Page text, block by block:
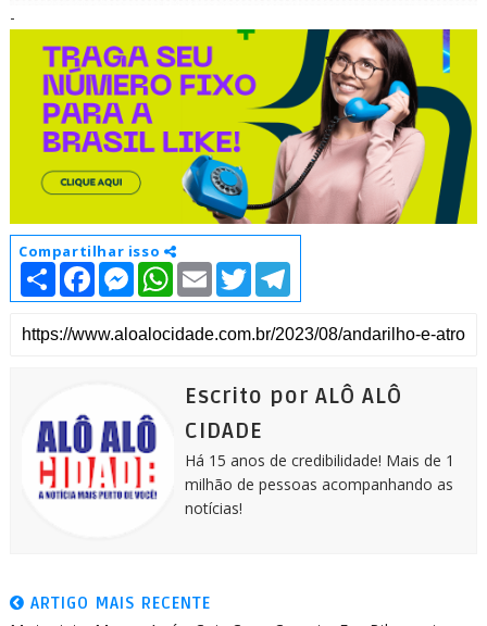
-
Compartilhar isso
S
h
a
e
F
c
b
M
e
s
e
W
h
a
t
s
E
m
a
l
T
i
t
t
T
l
e
g
m
Escrito por ALÔ ALÔ
CIDADE
Há 15 anos de credibilidade! Mais de 1
milhão de pessoas acompanhando as
notícias!
ARTIGO MAIS RECENTE